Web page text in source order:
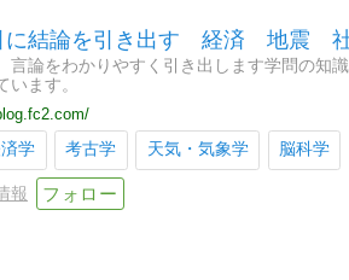
に結論を引き出す 経済 地震
言論をわかりやすく引き出します学問の知
います。
学 考古学 天気・気象学 脳科学
報